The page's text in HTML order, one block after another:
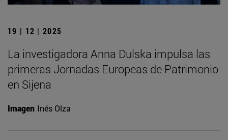
19 | 12 | 2025
La investigadora Anna Dulska impulsa las
primeras Jornadas Europeas de Patrimonio
en Sijena
Imagen Inés Olza